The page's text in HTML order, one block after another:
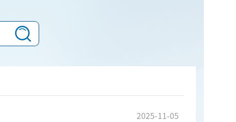
2025-11-05